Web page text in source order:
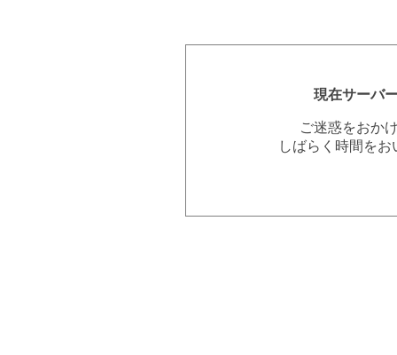
現在サーバ
ご迷惑をおか
しばらく時間を